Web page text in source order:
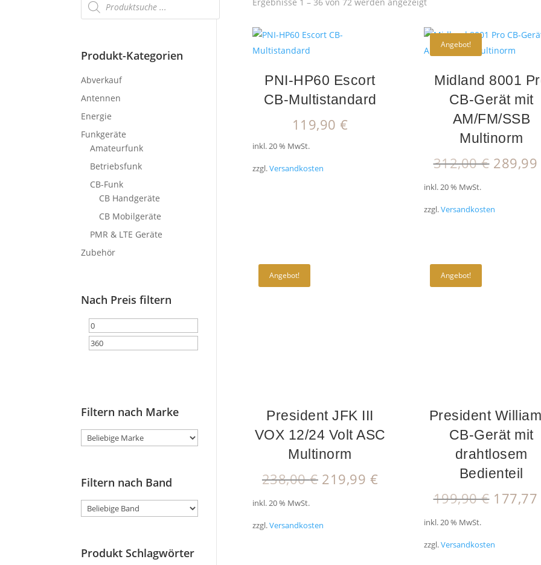
search
Produkt-Kategorien
Abverkauf
Antennen
Energie
Funkgeräte
Amateurfunk
Betriebsfunk
CB-Funk
CB Handgeräte
CB Mobilgeräte
PMR & LTE Geräte
Zubehör
Nach Preis filtern
Min.
Preis
Filtern nach Marke
Filtern nach Band
Produkt Schlagwörter
sortiert
PNI-HP60 Escort
CB-Multistandard
119,90€
inkl. 20 % MwSt.
zzgl.Versandkosten
Angebot!
Midland 8001
CB-Gerät mit
AM/FM/SSB
Multinorm
312,00€
312,00 €
289,99
inkl. 20 % MwSt.
zzgl.Versandkosten
Angebot!
President JFK III
VOX 12/24 Volt ASC
Multinorm
238,00€ Ursprünglicher
238,00 €
219,99 €Aktueller
219,99 €.
inkl. 20 % MwSt.
zzgl.Versandkosten
Angebot!
President
CB-Gerät mit
drahtlosem
Bedienteil
199,90€
199,90 €
177,77
inkl. 20 % MwSt.
zzgl.Versandkosten